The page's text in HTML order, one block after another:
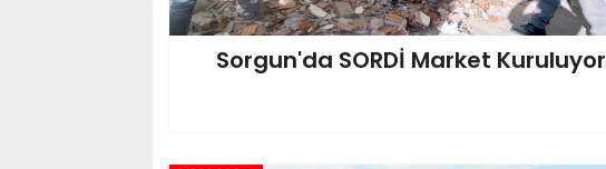
Sorgun'da SORDİ Market Kuruluyor